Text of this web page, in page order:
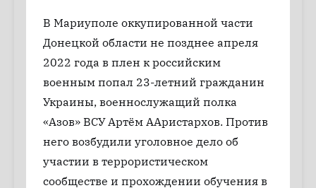
В Мариуполе оккупированной части
Донецкой области не позднее апреля
2022 года в плен к российским
военным попал 23-летний гражданин
Украины, военнослужащий полка
«Азов» ВСУ Артём ААристархов. Против
него возбудили уголовное дело об
участии в террористическом
сообществе и прохождении обучения в